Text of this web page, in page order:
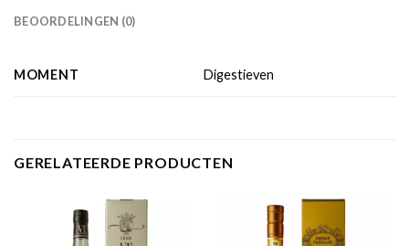
BEOORDELINGEN (0)
MOMENT Digestieven
GERELATEERDE PRODUCTEN